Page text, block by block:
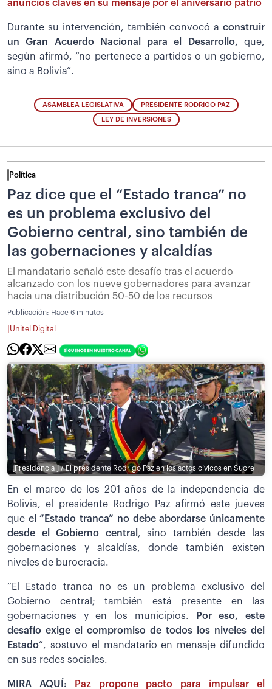
anuncios claves en su mensaje por el aniversario patrio
Durante su intervención, también convocó a construir
un Gran Acuerdo Nacional para el Desarrollo, que,
según afirmó, “no pertenece a partidos o un gobierno,
sino a Bolivia”.
ASAMBLEA LEGISLATIVA PRESIDENTE RODRIGO PAZ
LEY DE INVERSIONES
Política
Paz dice que el “Estado tranca” no
es un problema exclusivo del
Gobierno central, sino también de
las gobernaciones y alcaldías
El mandatario señaló este desafío tras el acuerdo
alcanzado con los nueve gobernadores para avanzar
hacia una distribución 50-50 de los recursos
Publicación: Hace 6 minutos
Unitel Digital
[Presidencia ] / El presidente Rodrigo Paz en los actos cívicos en Sucre
En el marco de los 201 años de la independencia de
Bolivia, el presidente Rodrigo Paz afirmó este jueves
que el “Estado tranca” no debe abordarse únicamente
desde el Gobierno central , sino también desde las
gobernaciones y alcaldías, donde también existen
niveles de burocracia.
“El Estado tranca no es un problema exclusivo del
Gobierno central; también está presente en las
gobernaciones y en los municipios.
Por eso, este
desafío exige el compromiso de todos los niveles del
Estado”, sostuvo el mandatario en mensaje difundido
en sus redes sociales.
MIRA AQUÍ:
Paz propone pacto para impulsar el